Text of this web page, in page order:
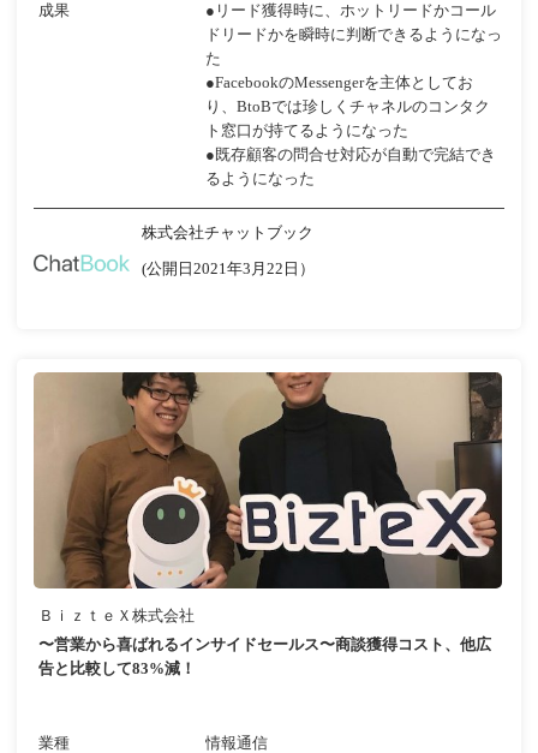
成果
●リード獲得時に、ホットリードかコール
ドリードかを瞬時に判断できるようになっ
た
●FacebookのMessengerを主体としてお
り、BtoBでは珍しくチャネルのコンタク
ト窓口が持てるようになった
●既存顧客の問合せ対応が自動で完結でき
るようになった
株式会社チャットブック
(公開日2021年3月22日）
ＢｉｚｔｅＸ株式会社
〜営業から喜ばれるインサイドセールス〜商談獲得コスト、他広
告と比較して83%減！
業種
情報通信